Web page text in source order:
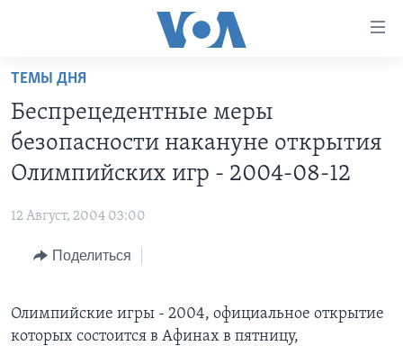
Перейти
основной
контент
Перейти
основной
навигации
Перейти
ПРОГРАММЫ
ИТОГИ
ПОЧЕМУ ЭТО ВАЖНО?
ПРОЕКТЫ
НАША АМЕРИКАНСКАЯ ИСТОРИЯ
А КАК В АМЕРИКЕ?
АМЕРИКАНСКИЕ ГОРОДКИ
ИНТЕРВЬЮ
ФАКТЫ ПРОТИВ ФЕЙКОВ
УЧИМ АНГЛИЙСКИЙ
ТЕМЫ ДНЯ
Беспрецедентные меры
безопасности накануне открытия
Олимпийских игр - 2004-08-12
12 Август, 2004 03:00
Поделиться
Олимпийские игры - 2004, официальное открытие
которых состоится в Афинах в пятницу,